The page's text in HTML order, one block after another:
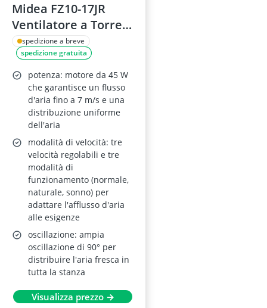
Midea FZ10-17JR
Ventilatore a Torre
36 pollici Nero, 45W,
Telecomando,
Oscillazione 90°,
Display LED, 3
Velocità e 3
Modalità, Timer 7H
spedizione a breve
spedizione gratuita
potenza: motore da 45 W
che garantisce un flusso
d'aria fino a 7 m/s e una
distribuzione uniforme
dell'aria
modalità di velocità: tre
velocità regolabili e tre
modalità di
funzionamento (normale,
naturale, sonno) per
adattare l'afflusso d'aria
alle esigenze
oscillazione: ampia
oscillazione di 90° per
distribuire l'aria fresca in
tutta la stanza
Visualizza prezzo →